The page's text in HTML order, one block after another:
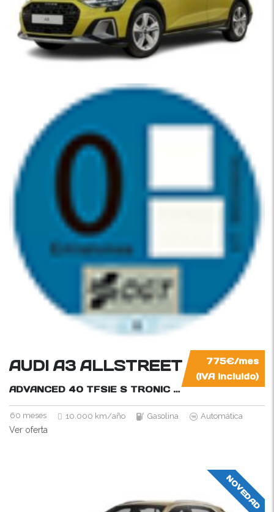
775€/mes
(IVA incluido)
AUDI A3 ALLSTREET
ADVANCED 40 TFSIE S TRONIC 204CV
60 meses 10.000 km/año Gasolina Automática
Ver oferta
NOVEDAD